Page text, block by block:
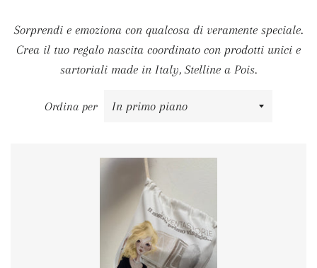
Sorprendi e emoziona con qualcosa di veramente speciale.
Crea il tuo regalo nascita coordinato con prodotti unici e
sartoriali made in Italy, Stelline a Pois.
Ordina per